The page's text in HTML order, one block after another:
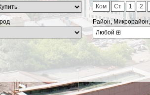
Ком
Ст 1 2
Район,
Любой ⊞